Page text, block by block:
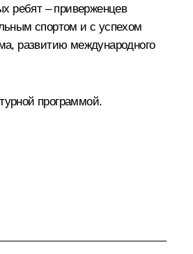
ребят – приверженцев
спортом и с успехом
развитию международного
программой.